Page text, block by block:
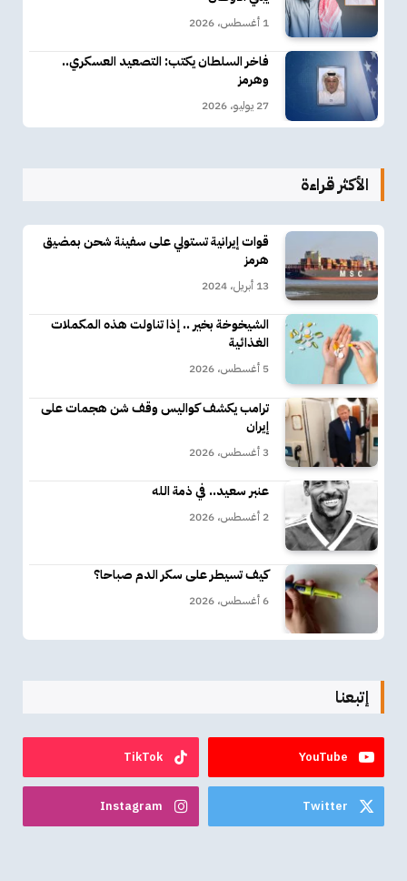
1 أغسطس، 2026
فاخر السلطان يكتب: التصعيد العسكري..
وهرمز
27 يوليو، 2026
الأكثر قراءة
قوات إيرانية تستولي على سفينة شحن بمضيق
هرمز
13 أبريل، 2024
الشيخوخة بخير .. إذا تناولت هذه المكملات
الغذائية
5 أغسطس، 2026
ترامب يكشف كواليس وقف شن هجمات على
إيران
3 أغسطس، 2026
عنبر سعيد.. في ذمة الله
2 أغسطس، 2026
كيف تسيطر على سكر الدم صباحا؟
6 أغسطس، 2026
إتبعنا
YouTube
TikTok
Twitter
Instagram